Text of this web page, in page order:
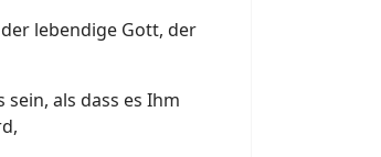
lebendige Gott, der
als dass es Ihm